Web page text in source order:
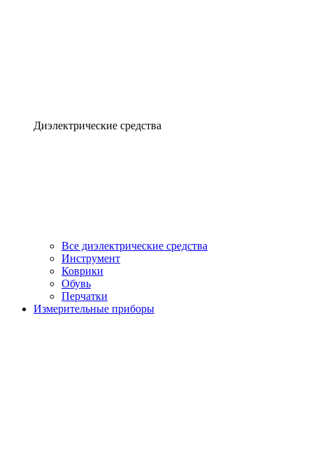
Диэлектрические средства
Все диэлектрические средства
Инструмент
Коврики
Обувь
Перчатки
Измерительные приборы